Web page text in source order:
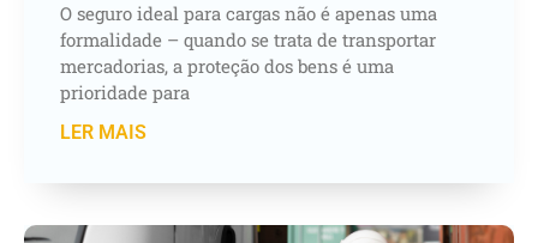
O seguro ideal para cargas não é apenas uma
formalidade – quando se trata de transportar
mercadorias, a proteção dos bens é uma
prioridade para
LER MAIS